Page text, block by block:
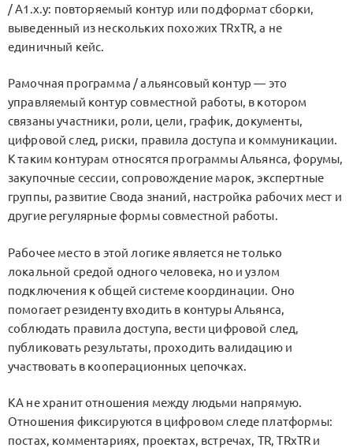
/A1.x.y: повторяемый контур или подформат сборки,
выведенный из нескольких похожихTRxTR, а не
единичный кейс.
Рамочная программа / альянсовый контур — это
управляемый контур совместной работы, в котором
связаны участники, роли, цели, график, документы,
цифровой след, риски, правила доступа и коммуникации.
К таким контурам относятся программы Альянса, форумы,
закупочные сессии, сопровождение марок, экспертные
группы, развитие Свода знаний, настройка рабочих мест и
другие регулярные формы совместной работы.
Рабочее место в этой логике является не только
локальной средой одного человека, но и узлом
подключения к общей системе координации. Оно
помогает резиденту входить в контуры Альянса,
соблюдать правила доступа, вести цифровой след,
публиковать результаты, проходить валидацию и
участвовать в кооперационных цепочках.
KA не хранит отношения между людьми напрямую.
Отношения фиксируются в цифровом следе платформы:
постах, комментариях, проектах, встречах, TR,TRxTR и